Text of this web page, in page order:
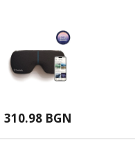
310.98 BGN